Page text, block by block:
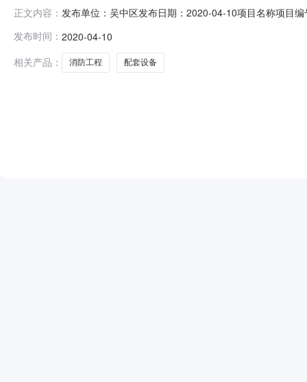
正文内容： 发布单位：吴中区发布日期：2020-04-10项目名称项目
配套设备资产名称蠡谐大厦资产编号06090001资产类型
发布时间： 2020-04-10
相关产品：
消防工程 配套设备